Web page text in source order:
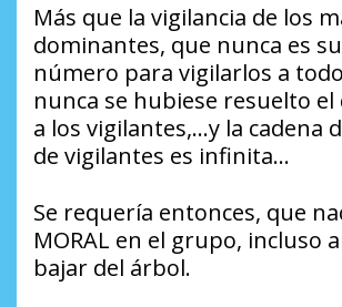
Más que la vigilancia de los
dominantes, que nunca es
número para vigilarlos a
nunca se hubiese resuelto el
a los vigilantes,…y la cadena
de vigilantes es infinita…
Se requería entonces, que
MORAL en el grupo, incluso
bajar del árbol.